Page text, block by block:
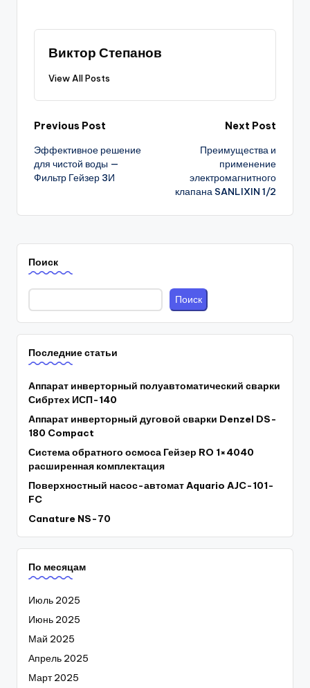
Виктор Степанов
View All Posts
Post
navigation
Previous Post
Эффективное решение
для чистой воды —
Фильтр Гейзер 3И
Next Post
Преимущества и
применение
электромагнитного
клапана SANLIXIN 1/2
Поиск
Поиск
Последние статьи
Аппарат инверторный полуавтоматический сварки
Сибртех ИСП-140
Аппарат инверторный дуговой сварки Denzel DS-
180 Compact
Система обратного осмоса Гейзер RO 1×4040
расширенная комплектация
Поверхностный насос-автомат Aquario AJC-101-
FC
Canature NS-70
По месяцам
Июль 2025
Июнь 2025
Май 2025
Апрель 2025
Март 2025